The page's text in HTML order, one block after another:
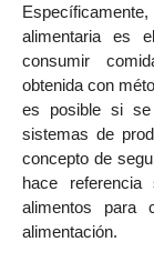
alimentaria es
consumir
obtenida con
es posible si se
sistemas de
concepto de
hace
alimentos para
alimentación.